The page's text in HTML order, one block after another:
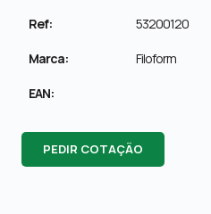
Ref: 53200120
Marca: Filoform
EAN:
PEDIR COTAÇÃO